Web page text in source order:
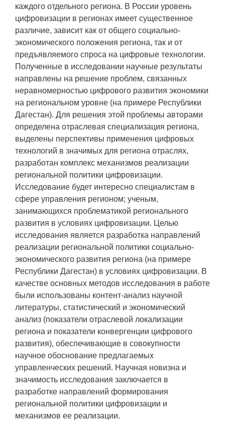
каждого отдельного региона. В России уровень
цифровизации в регионах имеет существенное
различие, зависит как от общего социально-
экономического положения региона, так и от
предъявляемого спроса на цифровые технологии.
Полученные в исследовании научные результаты
направлены на решение проблем, связанных
неравномерностью цифрового развития экономики
на региональном уровне (на примере Республики
Дагестан). Для решения этой проблемы авторами
определена отраслевая специализация региона,
выделены перспективы применения цифровых
технологий в значимых для региона отраслях,
разработан комплекс механизмов реализации
региональной политики цифровизации.
Исследование будет интересно специалистам в
сфере управления регионом; ученым,
занимающихся проблематикой регионального
развития в условиях цифровизации. Целью
исследования является разработка направлений
реализации региональной политики социально-
экономического развития региона (на примере
Республики Дагестан) в условиях цифровизации. В
качестве основных методов исследования в работе
были использованы контент-анализ научной
литературы, статистический и экономический
анализ (показатели отраслевой локализации
региона и показатели конвергенции цифрового
развития), обеспечивающие в совокупности
научное обоснование предлагаемых
управленческих решений. Научная новизна и
значимость исследования заключается в
разработке направлений формирования
региональной политики цифровизации и
механизмов ее реализации.